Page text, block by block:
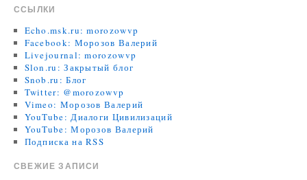
ССЫЛКИ
Echo.msk.ru: morozowvp
Facebook: Морозов Валерий
Livejournal: morozowvp
Slon.ru: Закрытый блог
Snob.ru: Блог
Twitter: @morozowvp
Vimeo: Морозов Валерий
YouTube: Диалоги Цивилизаций
YouTube: Морозов Валерий
Подписка на RSS
СВЕЖИЕ ЗАПИСИ